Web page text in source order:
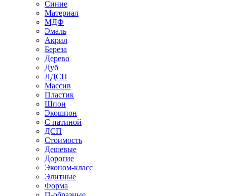
Синие
Материал
МДФ
Эмаль
Акрил
Береза
Дерево
Дуб
ЛДСП
Массив
Пластик
Шпон
Экошпон
С патиной
ДСП
Стоимость
Дешевые
Дорогие
Эконом-класс
Элитные
Форма